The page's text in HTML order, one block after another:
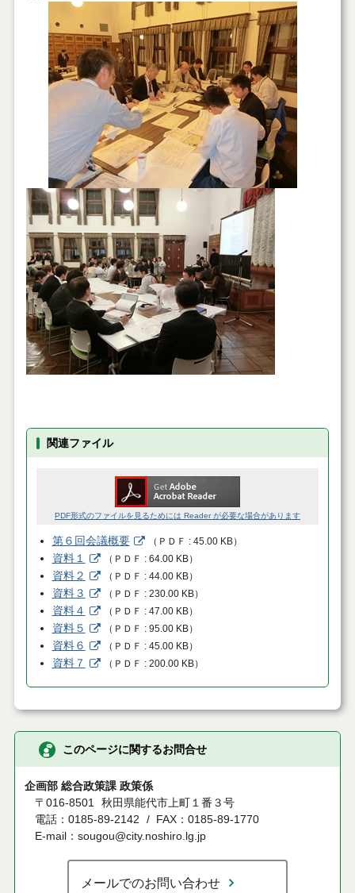
関連ファイル
PDF形式のファイルを見るためには Reader が必要な場合があります
第６回会議概要 （ ＰＤＦ 45.00 KB）
資料１ （ ＰＤＦ 64.00 KB）
資料２ （ ＰＤＦ 44.00 KB）
資料３ （ ＰＤＦ 230.00 KB）
資料４ （ ＰＤＦ 47.00 KB）
資料５ （ ＰＤＦ 95.00 KB）
資料６ （ ＰＤＦ 45.00 KB）
資料７ （ ＰＤＦ 200.00 KB）
このページに関するお問合せ
企画部 総合政策課 政策係
〒016-8501 秋田県能代市上町１番３号
電話：0185-89-2142
FAX：0185-89-1770
E-mail：sougou@city.noshiro.lg.jp
メールでのお問い合わせ